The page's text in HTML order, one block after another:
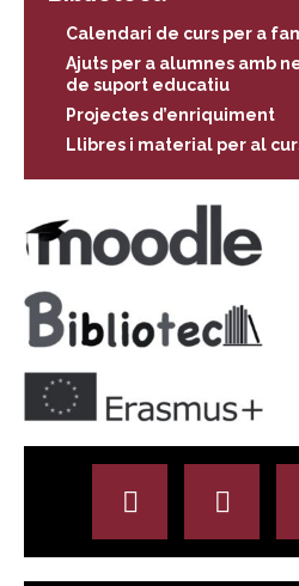
Calendari de curs per a
Ajuts per a alumnes amb
de suport educatiu
Projectes d’enriquiment
Llibres i material per al